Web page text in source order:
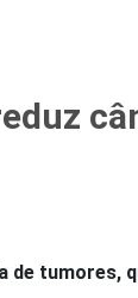
de tumores,